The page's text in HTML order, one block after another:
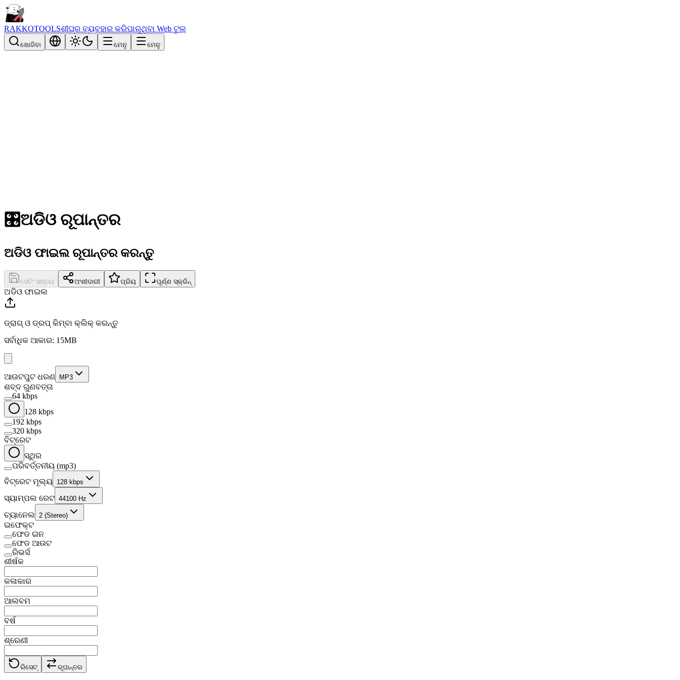
RAKKOTOOLSଶୀଘ୍ର ବ୍ୟବହାର କରିପାରୁଥିବା Web ଟୁଲ୍
ଖୋଜିବା ମେନୁ ମେନୁ
🎛️ଅଡିଓ ରୂପାନ୍ତର
ଅଡିଓ ଫାଇଲ ରୂପାନ୍ତର କରନ୍ତୁ
ସେଟିଂ ସଞ୍ଚୟ ଅଂଶୀଦାରୀ ପ୍ରିୟ ପୂର୍ଣ୍ଣ ସ୍କ୍ରିନ୍
ଅଡିଓ ଫାଇଲ
ଡ୍ରାଗ୍ ଓ ଡ୍ରପ୍ କିମ୍ବା କ୍ଲିକ୍ କରନ୍ତୁ
ସର୍ବାଧିକ ଆକାର: 15MB
ଆଉଟପୁଟ ଧରଣ MP3
ଶବ୍ଦ ଗୁଣବତ୍ତା
64 kbps
128 kbps
192 kbps
320 kbps
ବିଟ୍‌ରେଟ
ସ୍ଥିର
ପରିବର୍ତ୍ତନୀୟ (mp3)
ବିଟ୍‌ରେଟ ମୂଲ୍ୟ 128 kbps
ସ୍ୟାମ୍ପଲ ରେଟ 44100 Hz
ଚ୍ୟାନେଲ 2 (Stereo)
ଇଫେକ୍ଟ
ଫେଡ ଇନ
ଫେଡ ଆଉଟ
ରିଭର୍ସ
ଶୀର୍ଷକ
କଳାକାର
ଆଲବମ
ବର୍ଷ
ଶ୍ରେଣୀ
ରିସେଟ୍ ରୂପାନ୍ତର